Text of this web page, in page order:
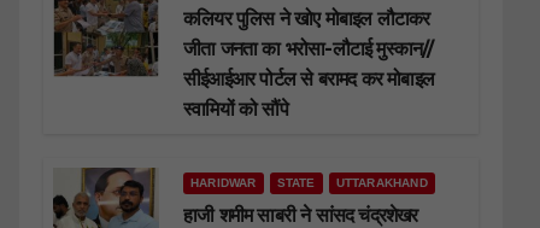
कलियर पुलिस ने खोए मोबाइल लौटाकर
जीता जनता का भरोसा-लौटाई मुस्कान//
सीईआईआर पोर्टल से बरामद कर मोबाइल
स्वामियों को सौंपे
HARIDWAR STATE UTTARAKHAND
हाजी शमीम साबरी ने सांसद चंद्रशेखर